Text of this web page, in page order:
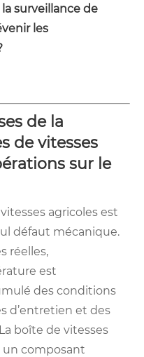
surveillance de
les
de la
de vitesses
sur le
agricoles est
défaut mécanique.
réelles,
est
des conditions
d’entretien et des
boîte de vitesses
composant